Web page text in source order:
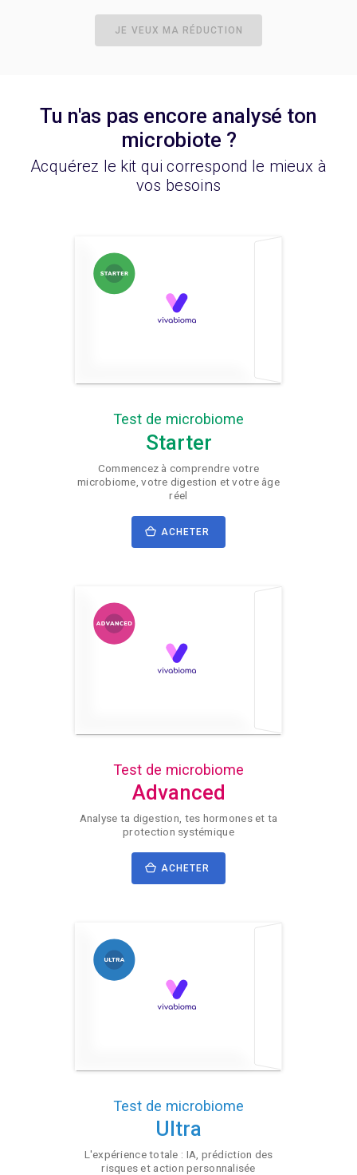
JE VEUX MA RÉDUCTION
Tu n'as pas encore analysé ton
microbiote ?
Acquérez le kit qui correspond le mieux à
vos besoins
Test de microbiome
Starter
Commencez à comprendre votre
microbiome, votre digestion et votre âge
réel
ACHETER
Test de microbiome
Advanced
Analyse ta digestion, tes hormones et ta
protection systémique
ACHETER
Test de microbiome
Ultra
L'expérience totale : IA, prédiction des
risques et action personnalisée